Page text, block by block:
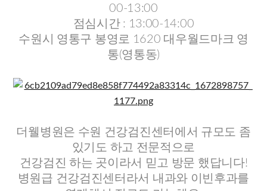
00-13:00
점심시간 : 13:00-14:00
수원시 영통구 봉영로 1620 대우월드마크 영
통(영통동)
더웰병원은 수원 건강검진센터에서 규모도 좀
있기도 하고 전문적으로
건강검진 하는 곳이라서 믿고 방문 했답니다!
병원급 건강검진센터라서 내과와 이빈후과를